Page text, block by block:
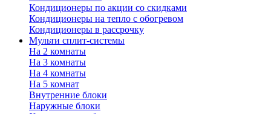
Кондиционеры по акции со скидками
Кондиционеры на тепло с обогревом
Кондиционеры в рассрочку
Мульти сплит-системы
На 2 комнаты
На 3 комнаты
На 4 комнаты
На 5 комнат
Внутренние блоки
Наружные блоки